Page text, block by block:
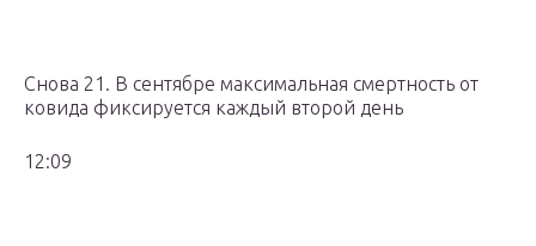
Снова 21. В сентябре максимальная смертность от
ковида фиксируется каждый второй день
12:09